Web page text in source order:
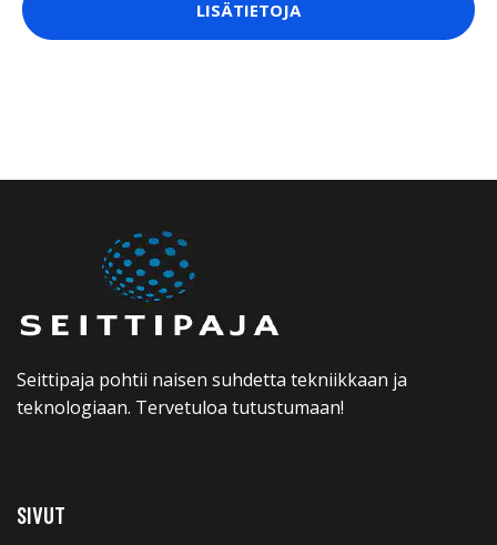
LISÄTIETOJA
Seittipaja pohtii naisen suhdetta tekniikkaan ja
teknologiaan. Tervetuloa tutustumaan!
SIVUT